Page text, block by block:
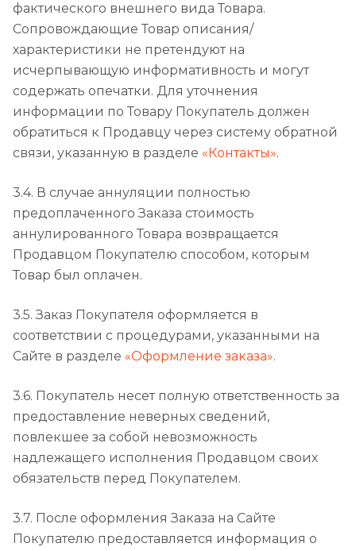
фактического внешнего вида Товара.
Сопровождающие Товар описания/
характеристики не претендуют на
исчерпывающую информативность и могут
содержать опечатки. Для уточнения
информации по Товару Покупатель должен
обратиться к Продавцу через систему обратной
связи, указанную в разделе «Контакты».
3.4. В случае аннуляции полностью
предоплаченного Заказа стоимость
аннулированного Товара возвращается
Продавцом Покупателю способом, которым
Товар был оплачен.
3.5. Заказ Покупателя оформляется в
соответствии с процедурами, указанными на
Сайте в разделе «Оформление заказа».
3.6. Покупатель несет полную ответственность за
предоставление неверных сведений,
повлекшее за собой невозможность
надлежащего исполнения Продавцом своих
обязательств перед Покупателем.
3.7. После оформления Заказа на Сайте
Покупателю предоставляется информация о